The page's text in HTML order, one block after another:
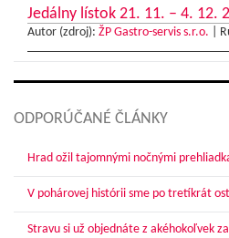
Jedálny lístok 21. 11. – 4. 12.
Autor (zdroj): ŽP Gastro-servis s.r.o.
ODPORÚČANÉ ČLÁNKY
Hrad ožil tajomnými nočnými
V pohárovej histórii sme po tretíkrát
Stravu si už objednáte z akéhokoľvek